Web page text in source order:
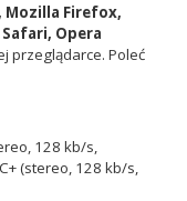
Mozilla Firefox,
Opera
przeglądarce. Poleć
128 kb/s,
(stereo, 128 kb/s,